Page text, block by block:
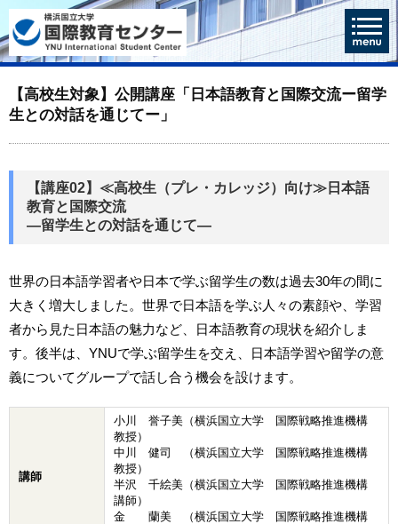
【高校生対象】公開講座「日本語教育と国際交流ー留学
生との対話を通じてー」
【講座02】≪高校生（プレ・カレッジ）向け≫日本語
教育と国際交流
―留学生との対話を通じて―
世界の日本語学習者や日本で学ぶ留学生の数は過去30年の間に
大きく増大しました。世界で日本語を学ぶ人々の素顔や、学習
者から見た日本語の魅力など、日本語教育の現状を紹介しま
す。後半は、YNUで学ぶ留学生を交え、日本語学習や留学の意
義についてグループで話し合う機会を設けます。
講師
小川 誉子美（横浜国立大学 国際戦略推進機構
教授）
中川 健司 （横浜国立大学 国際戦略推進機構
教授）
半沢 千絵美（横浜国立大学 国際戦略推進機構
講師）
金 蘭美 （横浜国立大学 国際戦略推進機構